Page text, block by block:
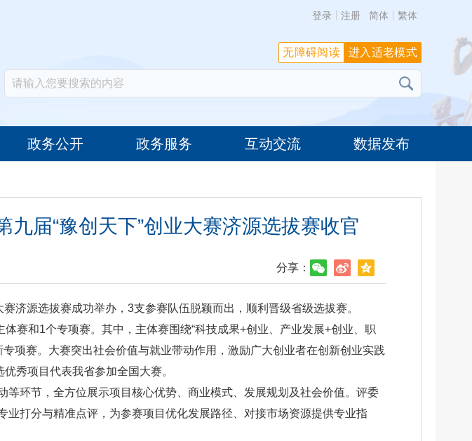
登录 注册 简体 繁体
政务公开 政务服务 互动交流 数据发布
进入适老模式
无障碍阅读
届“豫创天下”创业大赛济源选拔赛收官
分享：
济源选拔赛成功举办，3支参赛队伍脱颖而出，顺利晋级省级选拔赛。
赛和1个专项赛。其中，主体赛围绕“科技成果+创业、产业发展+创业、职
项赛。大赛突出社会价值与就业带动作用，激励广大创业者在创新创业实践
秀项目代表我省参加全国大赛。
环节，全方位展示项目核心优势、商业模式、发展规划及社会价值。评委
打分与精准点评，为参赛项目优化发展路径、对接市场资源提供专业指